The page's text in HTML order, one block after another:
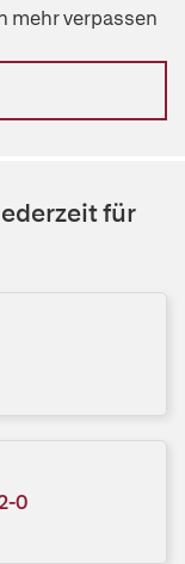
mehr verpassen
für
0